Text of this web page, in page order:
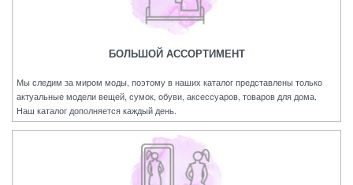
БОЛЬШОЙ АССОРТИМЕНТ
Мы следим за миром моды, поэтому в наших каталог представлены только
актуальные модели вещей, сумок, обуви, аксессуаров, товаров для дома.
Наш каталог дополняется каждый день.